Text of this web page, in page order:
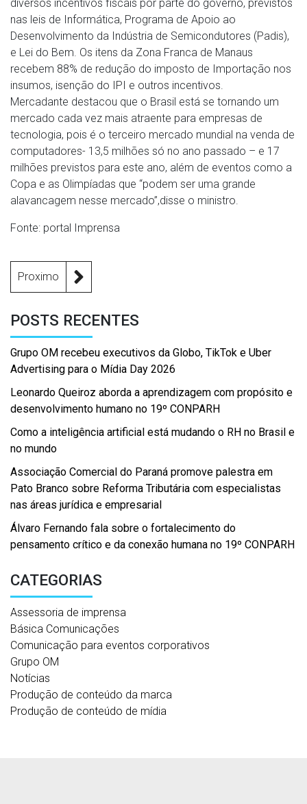
diversos incentivos fiscais por parte do governo, previstos
nas leis de Informática, Programa de Apoio ao
Desenvolvimento da Indústria de Semicondutores (Padis),
e Lei do Bem. Os itens da Zona Franca de Manaus
recebem 88% de redução do imposto de Importação nos
insumos, isenção do IPI e outros incentivos.
Mercadante destacou que o Brasil está se tornando um
mercado cada vez mais atraente para empresas de
tecnologia, pois é o terceiro mercado mundial na venda de
computadores- 13,5 milhões só no ano passado – e 17
milhões previstos para este ano, além de eventos como a
Copa e as Olimpíadas que “podem ser uma grande
alavancagem nesse mercado”,disse o ministro.
Fonte: portal Imprensa
Proximo
POSTS RECENTES
Grupo OM recebeu executivos da Globo, TikTok e Uber
Advertising para o Mídia Day 2026
Leonardo Queiroz aborda a aprendizagem com propósito e
desenvolvimento humano no 19º CONPARH
Como a inteligência artificial está mudando o RH no Brasil e
no mundo
Associação Comercial do Paraná promove palestra em
Pato Branco sobre Reforma Tributária com especialistas
nas áreas jurídica e empresarial
Álvaro Fernando fala sobre o fortalecimento do
pensamento crítico e da conexão humana no 19º CONPARH
CATEGORIAS
Assessoria de imprensa
Básica Comunicações
Comunicação para eventos corporativos
Grupo OM
Notícias
Produção de conteúdo da marca
Produção de conteúdo de mídia